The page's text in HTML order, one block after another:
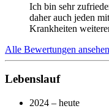
Ich bin sehr
daher auch jeden
Krankheiten
Alle Bewertungen ansehen
Lebenslauf
2024 – heute